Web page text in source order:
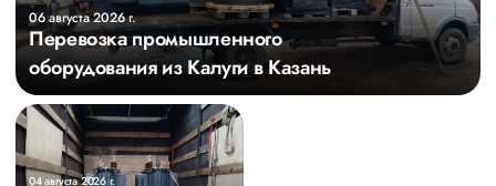
06 августа 2026 г.
Перевозка промышленного
оборудования из Калуги в Казань
04 августа 2026 г.